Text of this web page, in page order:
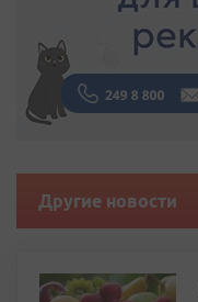
Другие новости